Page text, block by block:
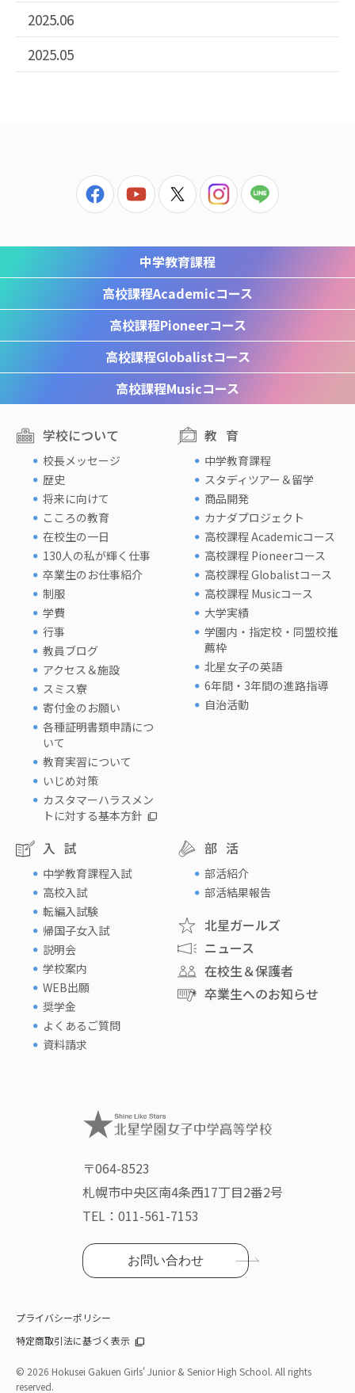
2025.06
2025.05
中学教育課程
高校課程Academicコース
高校課程Pioneerコース
高校課程Globalistコース
高校課程Musicコース
学校について
校長メッセージ
歴史
将来に向けて
こころの教育
在校生の一日
130人の私が輝く仕事
卒業生のお仕事紹介
制服
学費
行事
教員ブログ
アクセス＆施設
スミス寮
寄付金のお願い
各種証明書類申請につ
いて
教育実習について
いじめ対策
カスタマーハラスメン
トに対する基本方針
教育
中学教育課程
スタディツアー＆留学
商品開発
カナダプロジェクト
高校課程 Academicコース
高校課程 Pioneerコース
高校課程 Globalistコース
高校課程 Musicコース
大学実績
学園内・指定校・同盟校推
薦枠
北星女子の英語
6年間・3年間の進路指導
自治活動
入試
中学教育課程入試
高校入試
転編入試験
帰国子女入試
説明会
学校案内
WEB出願
奨学金
よくあるご質問
資料請求
部活
部活紹介
部活結果報告
北星ガールズ
ニュース
在校生＆保護者
卒業生へのお知らせ
〒064-8523
札幌市中央区南4条西17丁目2番2号
TEL： 011-561-7153
お問い合わせ
プライバシーポリシー
特定商取引法に基づく表示
© 2026 Hokusei Gakuen Girls' Junior & Senior High School. All rights
reserved.